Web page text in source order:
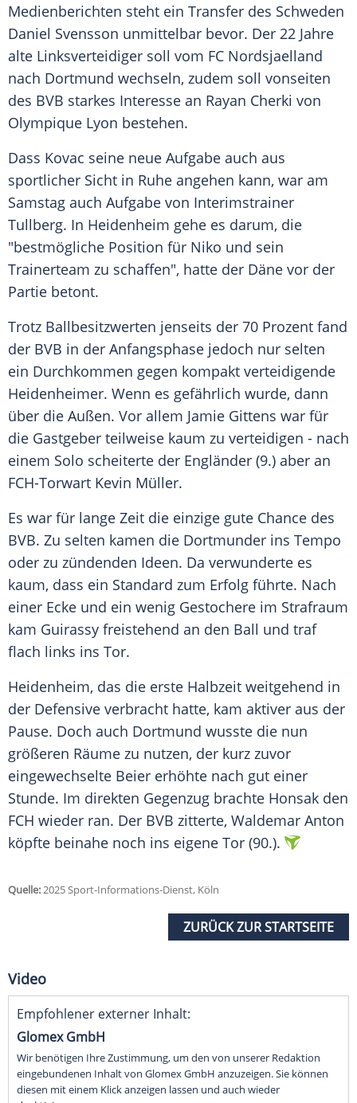
Medienberichten steht ein Transfer des Schweden
Daniel Svensson unmittelbar bevor. Der 22 Jahre
alte Linksverteidiger soll vom FC Nordsjaelland
nach Dortmund wechseln, zudem soll vonseiten
des BVB starkes Interesse an Rayan Cherki von
Olympique Lyon bestehen.
Dass Kovac seine neue Aufgabe auch aus
sportlicher Sicht in Ruhe angehen kann, war am
Samstag auch Aufgabe von Interimstrainer
Tullberg. In Heidenheim gehe es darum, die
"bestmögliche Position für Niko und sein
Trainerteam zu schaffen", hatte der Däne vor der
Partie betont.
Trotz Ballbesitzwerten jenseits der 70 Prozent fand
der BVB in der Anfangsphase jedoch nur selten
ein Durchkommen gegen kompakt verteidigende
Heidenheimer. Wenn es gefährlich wurde, dann
über die Außen. Vor allem Jamie Gittens war für
die Gastgeber teilweise kaum zu verteidigen - nach
einem Solo scheiterte der Engländer (9.) aber an
FCH-Torwart Kevin Müller.
Es war für lange Zeit die einzige gute Chance des
BVB. Zu selten kamen die Dortmunder ins Tempo
oder zu zündenden Ideen. Da verwunderte es
kaum, dass ein Standard zum Erfolg führte. Nach
einer Ecke und ein wenig Gestochere im Strafraum
kam Guirassy freistehend an den Ball und traf
flach links ins Tor.
Heidenheim, das die erste Halbzeit weitgehend in
der Defensive verbracht hatte, kam aktiver aus der
Pause. Doch auch Dortmund wusste die nun
größeren Räume zu nutzen, der kurz zuvor
eingewechselte Beier erhöhte nach gut einer
Stunde. Im direkten Gegenzug brachte Honsak den
FCH wieder ran. Der BVB zitterte, Waldemar Anton
köpfte beinahe noch ins eigene Tor (90.).
Quelle:2025 Sport-Informations-Dienst, Köln
ZURÜCK ZUR STARTSEITE
Video
Empfohlener externer Inhalt:
Glomex GmbH
Wir benötigen Ihre Zustimmung, um den von unserer Redaktion
eingebundenen Inhalt von Glomex GmbH anzuzeigen. Sie können
diesen mit einem Klick anzeigen lassen und auch wieder